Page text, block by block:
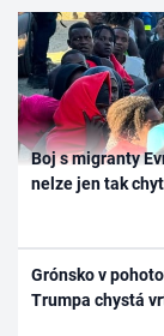
Boj s migranty
nelze jen tak
Grónsko v
Trumpa chystá